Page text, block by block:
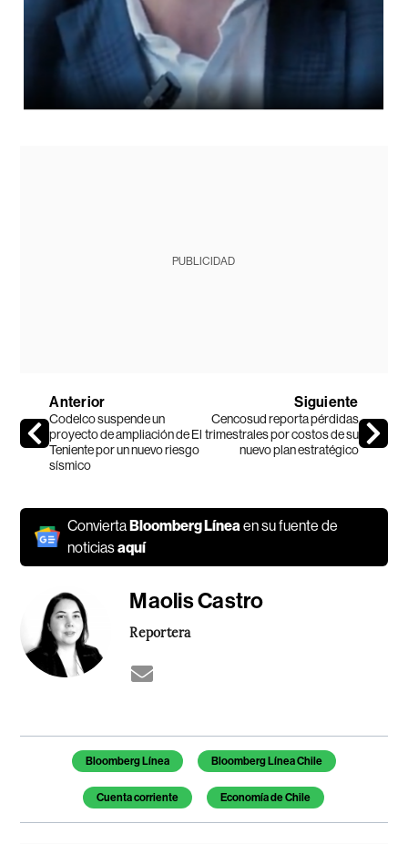
PUBLICIDAD
Anterior
Codelco suspende un
proyecto de ampliación de El
Teniente por un nuevo riesgo
sísmico
Siguiente
Cencosud reporta pérdidas
trimestrales por costos de su
nuevo plan estratégico
ConviertaBloomberg Línea en su fuente de
noticiasaquí
Maolis Castro
Reportera
Temas de este artículo
Bloomberg Línea Bloomberg Línea Chile
Cuenta corriente Economía de Chile